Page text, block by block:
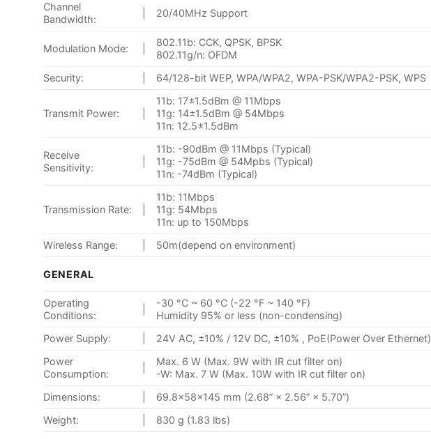
Channel
Bandwidth:
20/40MHz Support
Modulation Mode:
802.11b: CCK, QPSK, BPSK
802.11g/n: OFDM
Security:
64/128-bit WEP, WPA/WPA2, WPA-PSK/WPA2-PSK, WPS
Transmit Power:
11b: 17±1.5dBm @ 11Mbps
11g: 14±1.5dBm @ 54Mbps
11n: 12.5±1.5dBm
Receive
Sensitivity:
11b: -90dBm @ 11Mbps (Typical)
11g: -75dBm @ 54Mpbs (Typical)
11n: -74dBm (Typical)
Transmission Rate:
11b: 11Mbps
11g: 54Mbps
11n: up to 150Mbps
Wireless Range:
50m(depend on environment)
GENERAL
Operating
Conditions:
-30 °C ~ 60 °C (-22 °F ~ 140 °F)
Humidity 95% or less (non-condensing)
Power Supply:
24V AC, ±10% / 12V DC, ±10% , PoE(Power Over Ethernet)
Power
Consumption:
Max. 6 W (Max. 9W with IR cut filter on)
-W: Max. 7 W (Max. 10W with IR cut filter on)
Dimensions:
69.8×58×145 mm (2.68” × 2.56” × 5.70”)
Weight:
830 g (1.83 lbs)